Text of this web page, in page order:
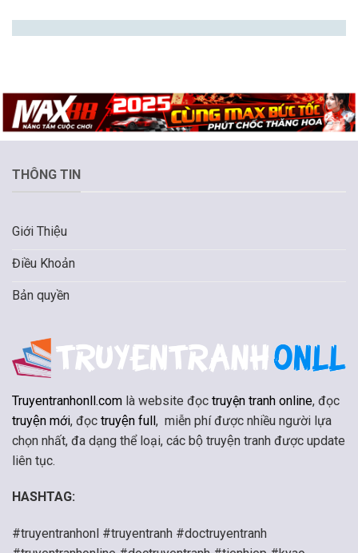
THÔNG TIN
Giới Thiệu
Điều Khoản
Bản quyền
Truyentranhonll.com là website đọc truyện tranh online, đọc
truyện mới, đọc truyện full, miễn phí được nhiều người lựa
chọn nhất, đa dạng thể loại, các bộ truyện tranh được update
liên tục.
HASHTAG:
#truyentranhonl #truyentranh #doctruyentranh